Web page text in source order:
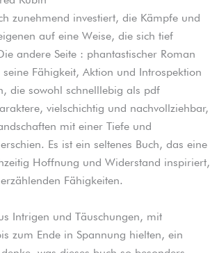
zunehmend investiert, die Kämpfe und
auf eine Weise, die sich tief
andere Seite : phantastischer Roman
Fähigkeit, Aktion und Introspektion
die sowohl schnelllebig als pdf
vielschichtig und nachvollziehbar,
mit einer Tiefe und
Es ist ein seltenes Buch, das eine
Hoffnung und Widerstand inspiriert,
Fähigkeiten.
Intrigen und Täuschungen, mit
zum Ende in Spannung hielten, ein